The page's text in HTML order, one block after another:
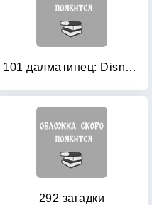
101 далматинец: Disney English (+ CD-ROM)
292 загадки